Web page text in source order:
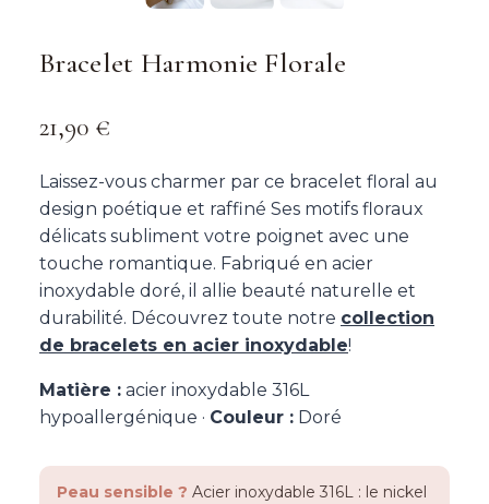
Bracelet Harmonie Florale
21,90 €
Laissez-vous charmer par ce bracelet floral au
design poétique et raffiné Ses motifs floraux
délicats subliment votre poignet avec une
touche romantique. Fabriqué en acier
inoxydable doré, il allie beauté naturelle et
durabilité. Découvrez toute notre collection
de bracelets en acier inoxydable!
Matière : acier inoxydable 316L
hypoallergénique · Couleur : Doré
Peau sensible ? Acier inoxydable 316L : le nickel